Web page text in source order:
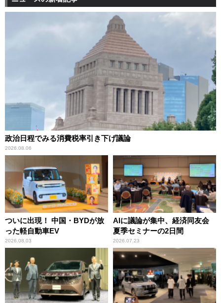
政治日程でみる消費税率引き下げ議論
2026.08.06
ついに出現！ 中国・BYDが放
った軽自動車EV
2026.08.03
AIに議論が集中、経済同友会
夏季セミナーの2日間
2026.07.23